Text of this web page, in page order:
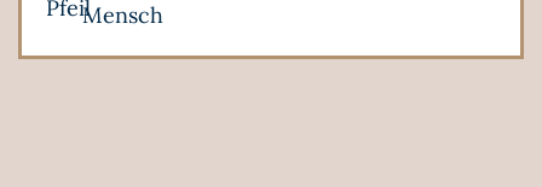
Mensch